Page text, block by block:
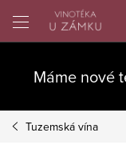
obsah
Máme nové
Tuzemská vína